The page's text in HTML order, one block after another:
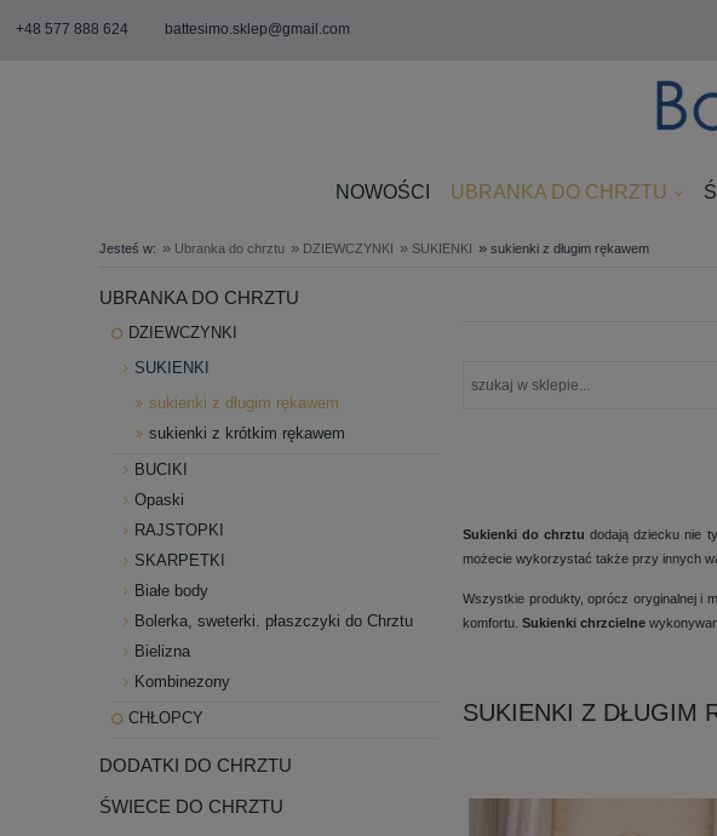
+48 577 888 624 battesimo.sklep@gmail.com
NOWOŚCI UBRANKA DO CHRZTU
Jesteś w: » Ubranka do chrztu » DZIEWCZYNKI » SUKIENKI » sukienki z długim rękawem
UBRANKA DO CHRZTU
DZIEWCZYNKI
SUKIENKI
sukienki z długim rękawem
sukienki z krótkim rękawem
BUCIKI
Opaski
RAJSTOPKI
SKARPETKI
Białe body
Bolerka, sweterki. płaszczyki do Chrztu
Bielizna
Kombinezony
CHŁOPCY
DODATKI DO CHRZTU
ŚWIECE DO CHRZTU
Sukienki do chrztu dodają dziecku nie
możecie wykorzystać także przy innych
Wszystkie produkty, oprócz oryginalnej i
komfortu. Sukienki chrzcielne
SUKIENKI Z DŁUGIM